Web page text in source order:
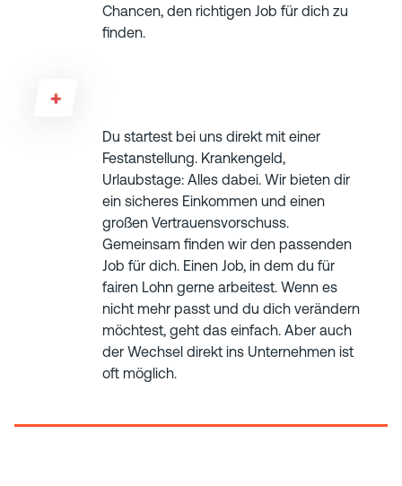
Chancen, den richtigen Job für dich zu
finden.
Du startest bei uns direkt mit einer
Festanstellung. Krankengeld,
Urlaubstage: Alles dabei. Wir bieten dir
ein sicheres Einkommen und einen
großen Vertrauensvorschuss.
Gemeinsam finden wir den passenden
Job für dich. Einen Job, in dem du für
fairen Lohn gerne arbeitest. Wenn es
nicht mehr passt und du dich verändern
möchtest, geht das einfach. Aber auch
der Wechsel direkt ins Unternehmen ist
oft möglich.